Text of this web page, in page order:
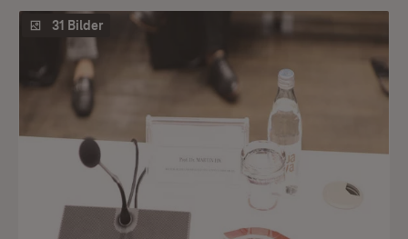
31 Bilder